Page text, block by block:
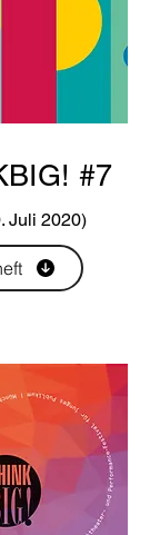
#7
Juli 2020)